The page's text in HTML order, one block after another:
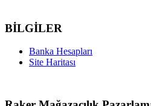
BİLGİLER
Banka Hesapları
Site Haritası